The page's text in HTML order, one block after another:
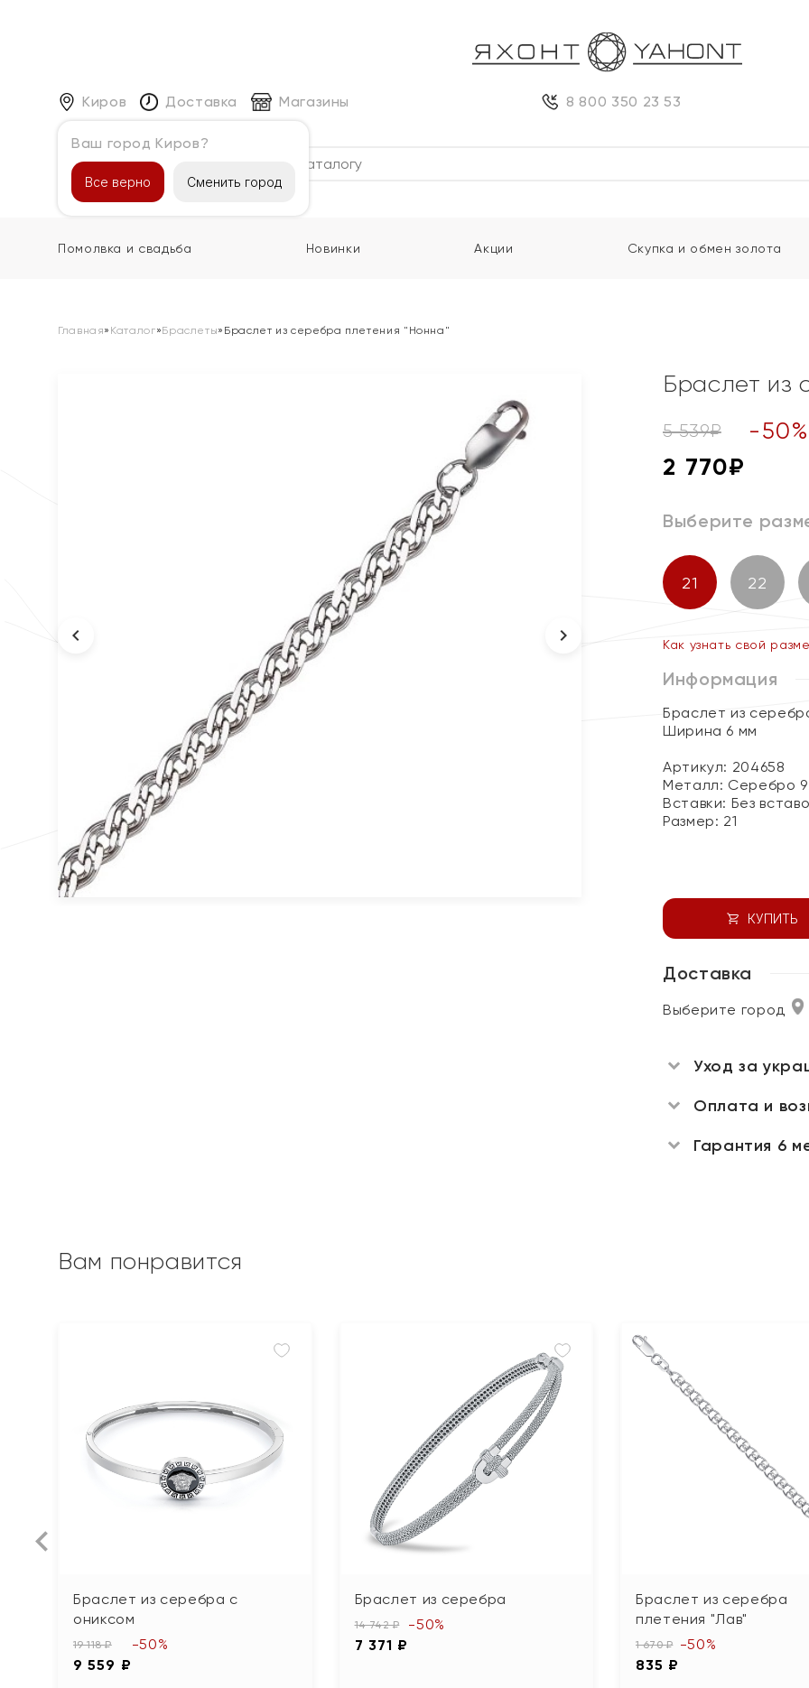
Киров
Ваш город Киров?
Все верно Сменить город
Доставка Магазины 8 800 350 23 53
Каталог
Помолвка и свадьба Новинки Акции Скупка и обмен золота
Главная» Каталог»Браслеты» Браслет из серебра плетения "Нонна"
Браслет из
5 539₽ -50%
2 770₽
Выберите
21 22
Как узнать свой
Информация
Браслет из
Ширина 6 мм
Артикул: 204658
Металл: Серебро
Вставки: Без
Размер: 21
КУПИТЬ
Доставка
Выберите город
Уход за
Оплата и
Гарантия 6
Вам понравится
Браслет из серебра с
ониксом
19 118 ₽
9 559 ₽
-50%
Браслет из серебра
14 742 ₽
7 371 ₽
-50%
Браслет из серебра
плетения "Лав"
1 670 ₽
835 ₽
-50%